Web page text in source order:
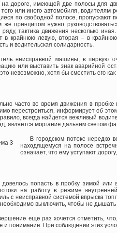
на дороге, имеющей две полосы для
или иного автомобиля, водителям
по свободной полосе, пропускают
же принципом нужно
ряду, тактика движения несколько
в крайнюю левую, вторая – в
и водительская солидарность.
неисправной машины, в первую
или выставить знак аварийной
невозможно, хотя бы сместить его
часто во время движения в пробке
перестроиться, информирует об
всегда найдется вежливый
является моргание дальним светом
В городском потоке нередко
находящемуся на полосе
означает, что ему уступают
довелось попасть в пробку зимой или
на работу в режиме
с неисправной системой впрыска
выключить, чтобы не
еще раз хочется отметить,
и понимание. При соблюдении этих